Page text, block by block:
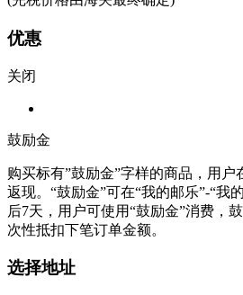
优惠
关闭
鼓励金
购买标有”鼓励金”字样的商品，用
返现。“鼓励金”可在“我的邮乐”-“我
后7天，用户可使用“鼓励金”消费，
次性抵扣下笔订单金额。
选择地址